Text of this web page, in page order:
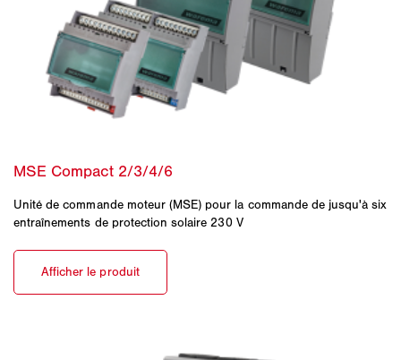
Unité de commande moteur (MSE) pour la commande de jusqu'à six
entraînements de protection solaire 230 V